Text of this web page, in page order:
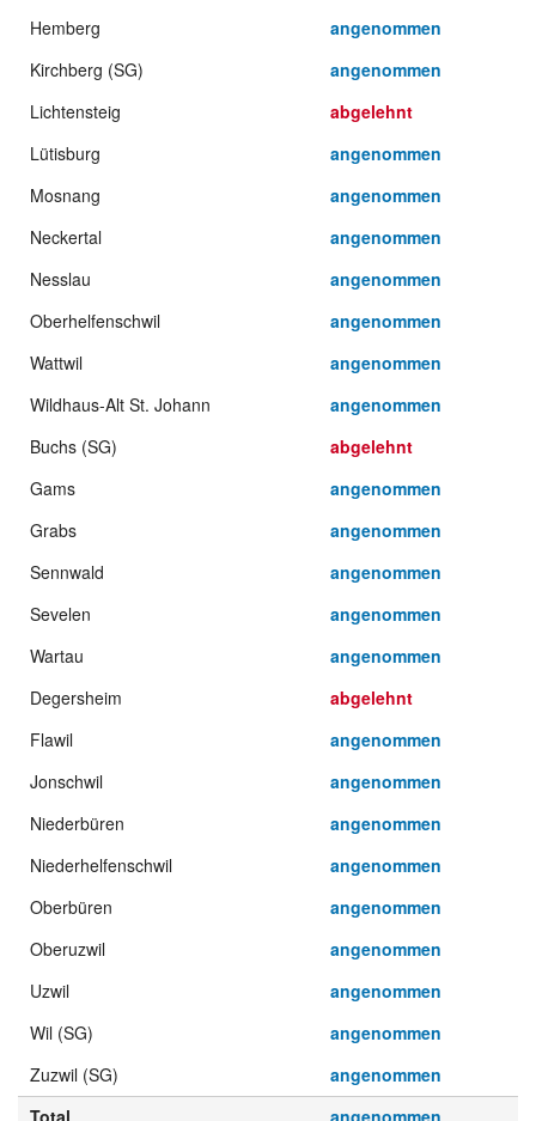
Hemberg
angenommen
Kirchberg (SG)
angenommen
Lichtensteig
abgelehnt
Lütisburg
angenommen
Mosnang
angenommen
Neckertal
angenommen
Nesslau
angenommen
Oberhelfenschwil
angenommen
Wattwil
angenommen
Wildhaus-Alt St. Johann
angenommen
Buchs (SG)
abgelehnt
Gams
angenommen
Grabs
angenommen
Sennwald
angenommen
Sevelen
angenommen
Wartau
angenommen
Degersheim
abgelehnt
Flawil
angenommen
Jonschwil
angenommen
Niederbüren
angenommen
Niederhelfenschwil
angenommen
Oberbüren
angenommen
Oberuzwil
angenommen
Uzwil
angenommen
Wil (SG)
angenommen
Zuzwil (SG)
angenommen
Total
angenommen